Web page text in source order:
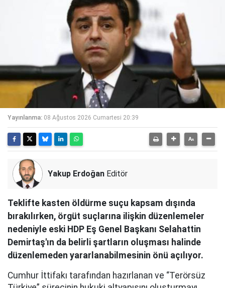
Yayınlanma: 08 Ağustos 2026 Cumartesi 20:39
Yakup Erdoğan Editör
Teklifte kasten öldürme suçu kapsam dışında
bırakılırken, örgüt suçlarına ilişkin düzenlemeler
nedeniyle eski HDP Eş Genel Başkanı Selahattin
Demirtaş'ın da belirli şartların oluşması halinde
düzenlemeden yararlanabilmesinin önü açılıyor.
Cumhur İttifakı tarafından hazırlanan ve “Terörsüz